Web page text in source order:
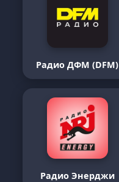
Радио ДФМ (DFM)
Радио Энерджи